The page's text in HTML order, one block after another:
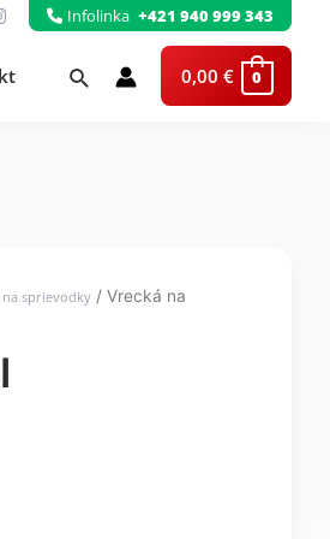
Infolinka +421 940 999 343
Hľadať 0,00 € 0
na sprievodky / Vrecká na